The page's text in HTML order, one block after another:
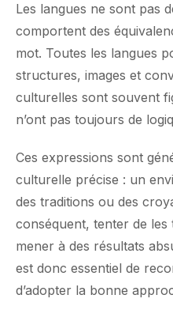
Les langues ne sont pas
comportent des
mot. Toutes les langues
structures, images et
culturelles sont souvent
n’ont pas toujours de
Ces expressions sont
culturelle précise : un
des traditions ou des
conséquent, tenter de
mener à des résultats
est donc essentiel de
d’adopter la bonne